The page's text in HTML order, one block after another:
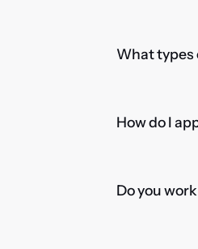
What types
How do I
Do you